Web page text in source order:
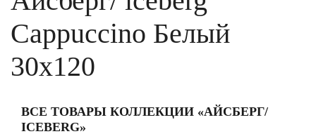
Сappuccino Белый
30x120
ВСЕ ТОВАРЫ КОЛЛЕКЦИИ «АЙСБЕРГ/
ICEBERG»